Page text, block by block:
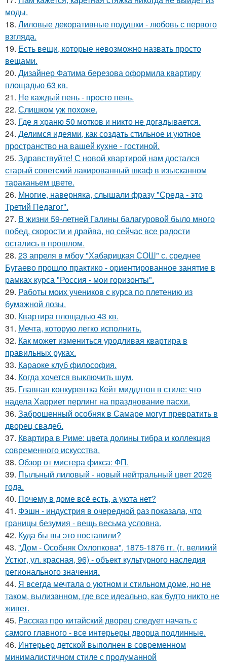
моды.
18. Лиловые декоративные подушки - любовь с первого
взгляда.
19. Есть вещи, которые невозможно назвать просто
вещами.
20. Дизайнер Фатима березова оформила квартиру
площадью 63 кв.
21. Не каждый пень - просто пень.
22. Слишком уж похоже.
23. Где я храню 50 мотков и никто не догадывается.
24. Делимся идеями, как создать стильное и уютное
пространство на вашей кухне - гостиной.
25. Здравствуйте! С новой квартирой нам достался
старый советский лакированный шкаф в изысканном
тараканьем цвете.
26. Многие, наверняка, слышали фразу "Среда - это
Третий Педагог".
27. В жизни 59-летней Галины балагуровой было много
побед, скорости и драйва, но сейчас все радости
остались в прошлом.
28. 23 апреля в мбоу "Хабарицкая СОШ" с. среднее
Бугаево прошло практико - ориентированное занятие в
рамках курса "Россия - мои горизонты".
29. Работы моих учеников с курса по плетению из
бумажной лозы.
30. Квартира площадью 43 кв.
31. Мечта, которую легко исполнить.
32. Как может измениться уродливая квартира в
правильных руках.
33. Караоке клуб философия.
34. Когда хочется выключить шум.
35. Главная конкурентка Кейт миддлтон в стиле: что
надела Харриет перлинг на празднование пасхи.
36. Заброшенный особняк в Самаре могут превратить в
дворец свадеб.
37. Квартира в Риме: цвета долины тибра и коллекция
современного искусства.
38. Обзор от мистера фикса: ФП.
39. Пыльный лиловый - новый нейтральный цвет 2026
года.
40. Почему в доме всё есть, а уюта нет?
41. Фэшн - индустрия в очередной раз показала, что
границы безумия - вещь весьма условна.
42. Куда бы вы это поставили?
43. "Дом - Особняк Охлопкова", 1875-1876 гг. (г. великий
Устюг, ул. красная, 96) - объект культурного наследия
регионального значения.
44. Я всегда мечтала о уютном и стильном доме, но не
таком, вылизанном, где все идеально, как будто никто не
живет.
45. Рассказ про китайский дворец следует начать с
самого главного - все интерьеры дворца подлинные.
46. Интерьер детской выполнен в современном
минималистичном стиле с продуманной